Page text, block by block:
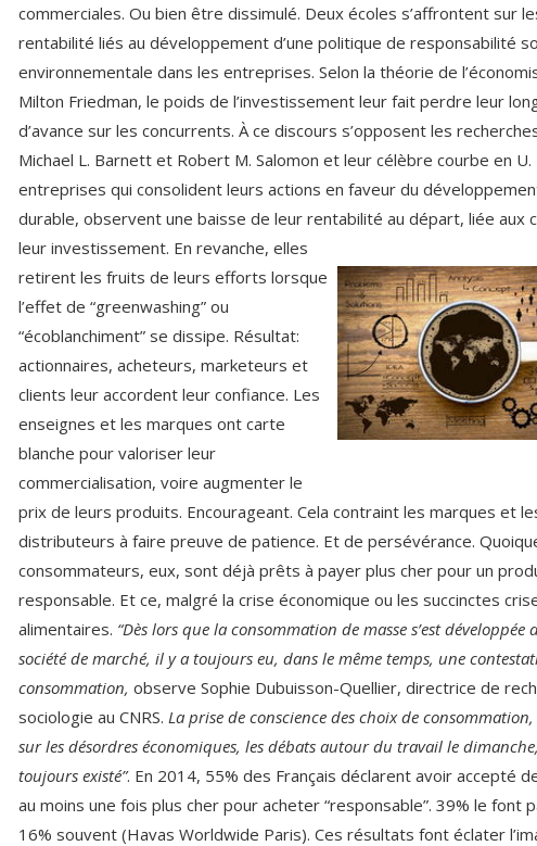
commerciales. Ou bien être dissimulé. Deux écoles s’affrontent sur
rentabilité liés au développement d’une politique de responsabilité
environnementale dans les entreprises. Selon la théorie de
Milton Friedman, le poids de l’investissement leur fait perdre leur
d’avance sur les concurrents. À ce discours s’opposent les
Michael L. Barnett et Robert M. Salomon et leur célèbre courbe en U.
entreprises qui consolident leurs actions en faveur du
durable, observent une baisse de leur rentabilité au départ, liée aux
leur investissement. En revanche, elles
retirent les fruits de leurs efforts lorsque
l’effet de “greenwashing” ou
“écoblanchiment” se dissipe. Résultat:
actionnaires, acheteurs, marketeurs et
clients leur accordent leur confiance. Les
enseignes et les marques ont carte
blanche pour valoriser leur
commercialisation, voire augmenter le
prix de leurs produits. Encourageant. Cela contraint les marques et
distributeurs à faire preuve de patience. Et de persévérance.
consommateurs, eux, sont déjà prêts à payer plus cher pour un
responsable. Et ce, malgré la crise économique ou les succinctes
alimentaires. “Dès lors que la consommation de masse s’est développée
société de marché, il y a toujours eu, dans le même temps, une
consommation, observe Sophie Dubuisson-Quellier, directrice de
sociologie au CNRS. La prise de conscience des choix de
sur les désordres économiques, les débats autour du travail le
toujours existé”. En 2014, 55% des Français déclarent avoir accepté
au moins une fois plus cher pour acheter “responsable”. 39% le font
16% souvent (Havas Worldwide Paris). Ces résultats font éclater